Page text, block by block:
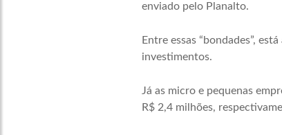
enviado pelo Planalto.
Entre essas “bondades”,
investimentos.
Já as micro e pequenas
R$ 2,4 milhões,